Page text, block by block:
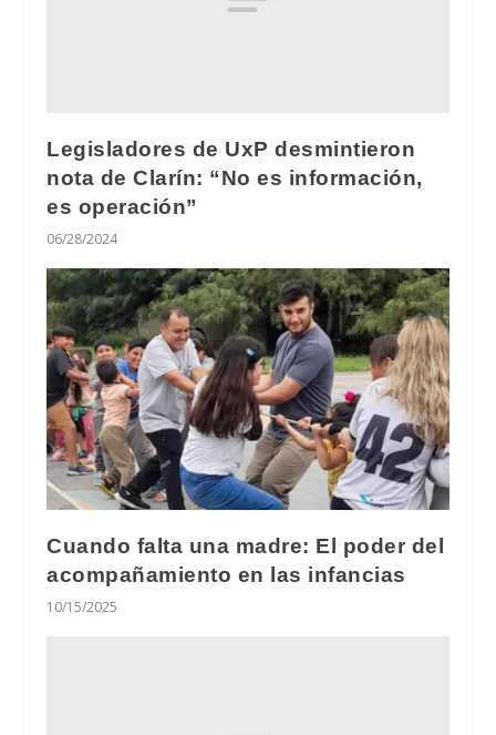
Legisladores de UxP desmintieron
nota de Clarín: “No es información,
es operación”
06/28/2024
Cuando falta una madre: El poder del
acompañamiento en las infancias
10/15/2025